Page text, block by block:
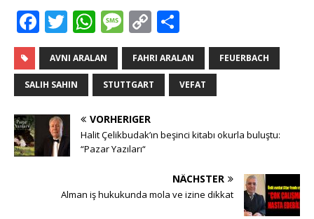
F
a
c
e
b
o
o
T
w
it
te
r
W
h
at
s
A
p
p
M
e
ss
a
g
e
C
o
p
y
n
ei
le
n
AVNI ARALAN FAHRI ARALAN FEUERBACH
SALIH SAHIN STUTTGART VEFAT
VORHERIGER
Halit Çelikbudak’ın beşinci kitabı okurla buluştu:
“Pazar Yazıları“
NÄCHSTER
Alman iş hukukunda mola ve izine dikkat